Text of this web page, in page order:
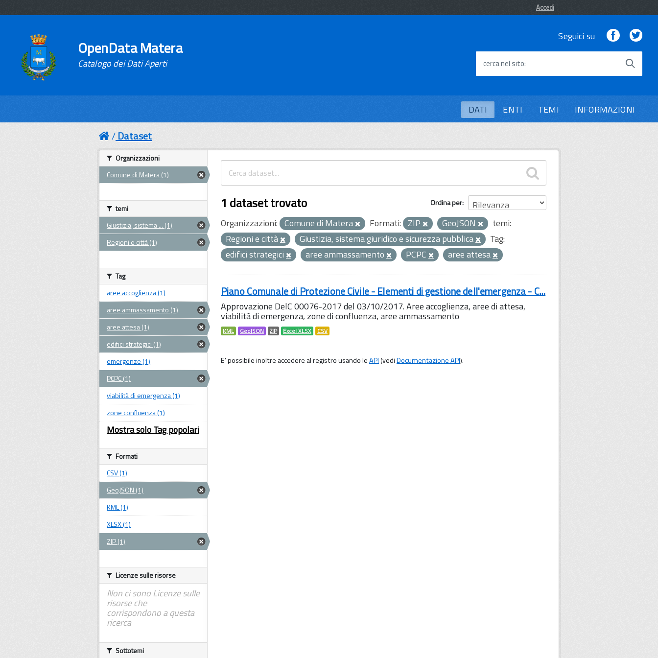
Accedi
OpenData Matera
Catalogo dei Dati Aperti
Seguici su Facebook
cerca nel sito
DATI ENTI TEMI INFORMAZIONI
Dataset
Ordina per
1 dataset trovato
Organizzazioni: Comune di Matera Formati: ZIP GeoJSON
temi:
Regioni e città
Giustizia, sistema giuridico e sicurezza pubblica
Tag:
edifici strategici
aree ammassamento PCPC aree attesa
Piano Comunale di Protezione Civile - Elementi di gestione dell'emergenza - C...
Approvazione DelC 00076-2017 del 03/10/2017. Aree accoglienza, aree di attesa,
viabilità di emergenza, zone di confluenza, aree ammassamento
KML GeoJSON ZIP Excel XLSX CSV
E' possibile inoltre accedere al registro usando leAPI(vediDocumentazione API).
Organizzazioni
Comune di Matera (1)
temi
Giustizia, sistema ... (1)
Regioni e città (1)
Tag
aree accoglienza (1)
aree ammassamento (1)
aree attesa (1)
edifici strategici (1)
emergenze (1)
PCPC (1)
viabilità di emergenza (1)
zone confluenza (1)
Mostra solo Tag popolari
Formati
CSV (1)
GeoJSON (1)
KML (1)
XLSX (1)
ZIP (1)
Licenze sulle risorse
Non ci sono Licenze sulle
risorse che
corrispondono a questa
ricerca
Sottotemi